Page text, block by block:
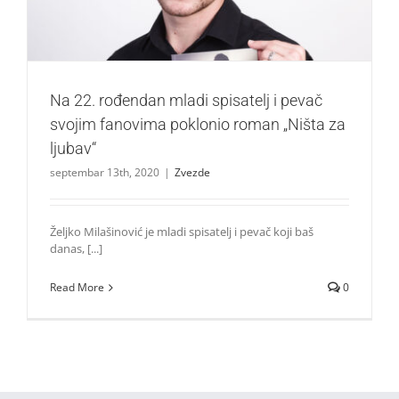
Na 22. rođendan mladi spisatelj i pevač
svojim fanovima poklonio roman „Ništa za
ljubav“
septembar 13th, 2020 | Zvezde
Željko Milašinović je mladi spisatelj i pevač koji baš
danas, [...]
Read More 0